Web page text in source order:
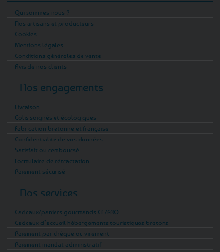
Qui sommes-nous ?
Nos artisans et producteurs
Cookies
Mentions légales
Conditions générales de vente
Avis de nos clients
Nos engagements
Livraison
Colis soignés et écologiques
Fabrication bretonne et française
Confidentialité de vos données
Satisfait ou remboursé
Formulaire de rétractation
Paiement sécurisé
Nos services
Cadeaux/paniers gourmands CE/PRO
Cadeaux d’accueil hébergements touristiques bretons
Paiement par chèque ou virement
Paiement mandat administratif